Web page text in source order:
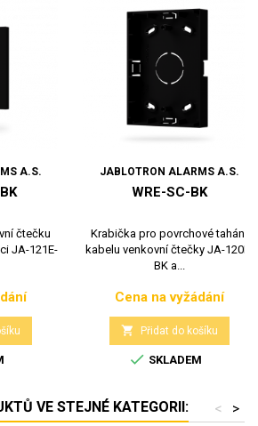
A.S.
čtečku
JA-121E-
JABLOTRON ALARMS A.S.
WRE-SC-BK
Krabička pro povrchové tahání
kabelu venkovní čtečky JA-120E-
BK a...
Cena
Cena na vyžádání
 Přidat do košíku
 SKLADEM
VE STEJNÉ KATEGORII: >
<